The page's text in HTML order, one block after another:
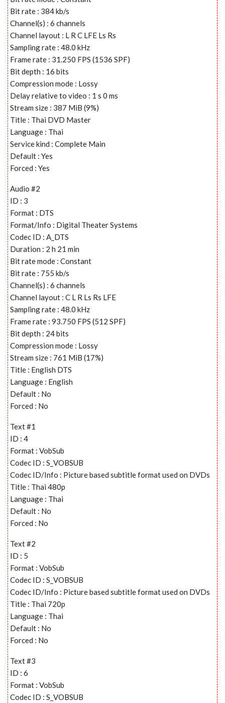
Bit rate : 384 kb/s
Channel(s) : 6 channels
Channel layout : L R C LFE Ls Rs
Sampling rate : 48.0 kHz
Frame rate : 31.250 FPS (1536 SPF)
Bit depth : 16 bits
Compression mode : Lossy
Delay relative to video : 1 s 0 ms
Stream size : 387 MiB (9%)
Title : Thai DVD Master
Language : Thai
Service kind : Complete Main
Default : Yes
Forced : Yes
Audio #2
ID : 3
Format : DTS
Format/Info : Digital Theater Systems
Codec ID : A_DTS
Duration : 2 h 21 min
Bit rate mode : Constant
Bit rate : 755 kb/s
Channel(s) : 6 channels
Channel layout : C L R Ls Rs LFE
Sampling rate : 48.0 kHz
Frame rate : 93.750 FPS (512 SPF)
Bit depth : 24 bits
Compression mode : Lossy
Stream size : 761 MiB (17%)
Title : English DTS
Language : English
Default : No
Forced : No
Text #1
ID : 4
Format : VobSub
Codec ID : S_VOBSUB
Codec ID/Info : Picture based subtitle format used on DVDs
Title : Thai 480p
Language : Thai
Default : No
Forced : No
Text #2
ID : 5
Format : VobSub
Codec ID : S_VOBSUB
Codec ID/Info : Picture based subtitle format used on DVDs
Title : Thai 720p
Language : Thai
Default : No
Forced : No
Text #3
ID : 6
Format : VobSub
Codec ID : S_VOBSUB